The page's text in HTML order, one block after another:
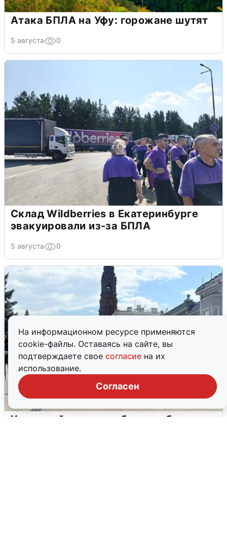
На информационном ресурсе применяются
cookie-файлы. Оставаясь на сайте, вы
подтверждаете свое согласие на их
использование.
Согласен
Атака БПЛА на Уфу: горожане шутят
5 августа 0
Склад Wildberries в Екатеринбурге
эвакуировали из-за БПЛА
5 августа 0
У соседей пожар и сбои: что было при